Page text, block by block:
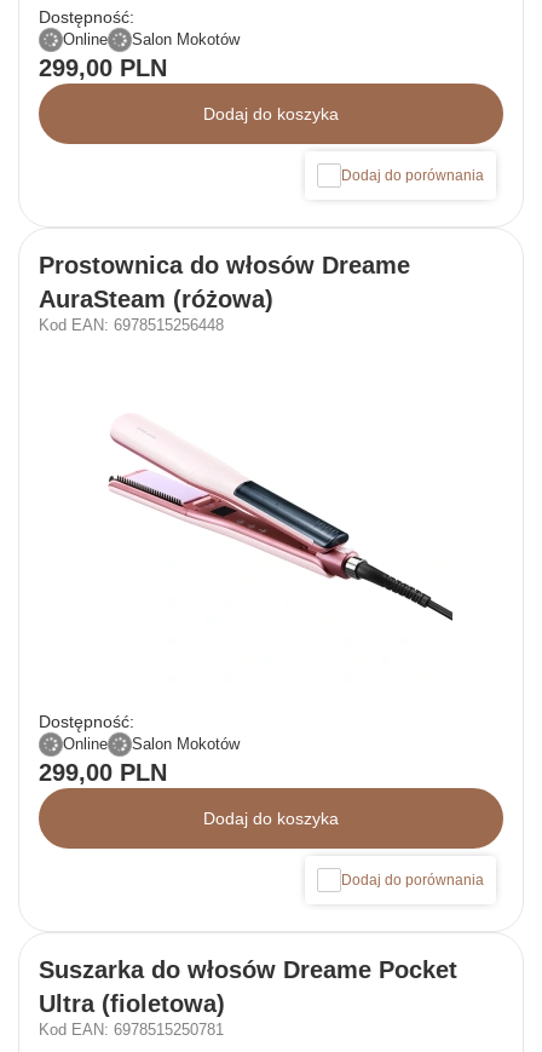
Dostępność:
Online Salon Mokotów
299,00 PLN
Dodaj do koszyka
Dodaj do porównania
Prostownica do włosów Dreame
AuraSteam (różowa)
Kod EAN: 6978515256448
Dostępność:
Online Salon Mokotów
299,00 PLN
Dodaj do koszyka
Dodaj do porównania
Suszarka do włosów Dreame Pocket
Ultra (fioletowa)
Kod EAN: 6978515250781